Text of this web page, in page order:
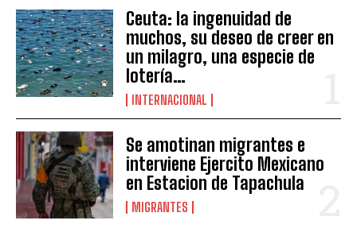
Ceuta: la ingenuidad de
muchos, su deseo de creer en
un milagro, una especie de
lotería…
INTERNACIONAL
Se amotinan migrantes e
interviene Ejercito Mexicano
en Estacion de Tapachula
MIGRANTES